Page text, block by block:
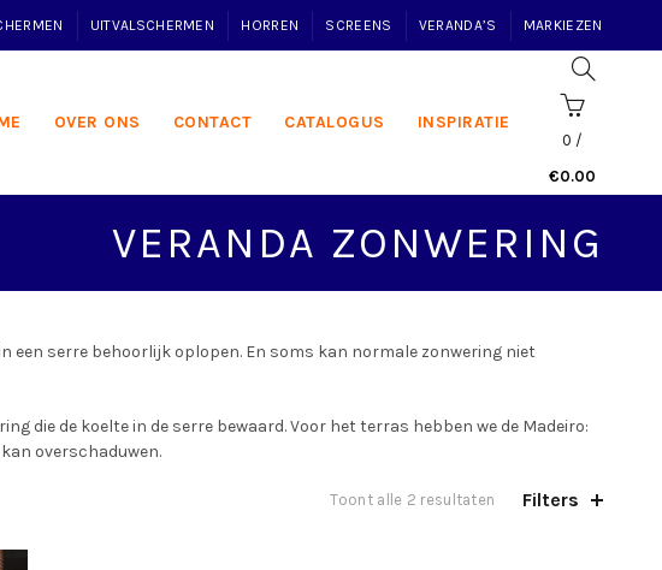
UITVALSCHERMEN HORREN SCREENS VERANDA’S MARKIEZEN
OVER ONS CONTACT CATALOGUS INSPIRATIE
0 /
€0.00
VERANDA ZONWERING
een serre behoorlijk oplopen. En soms kan normale zonwering niet
die de koelte in de serre bewaard. Voor het terras hebben we de Madeiro:
overschaduwen.
Toont alle 2 resultaten Filters